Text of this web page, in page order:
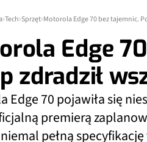
Tech Sprzęt Motorola Edge 70 bez tajemnic.
Edge
zdradził
Edge 70 pojawiła się
premierą
pełną